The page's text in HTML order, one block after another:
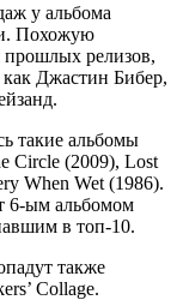
у альбома
Похожую
прошлых релизов,
Джастин Бибер,
такие альбомы
Circle (2009), Lost
When Wet (1986).
6-ым альбомом
в топ-10.
также
Collage.